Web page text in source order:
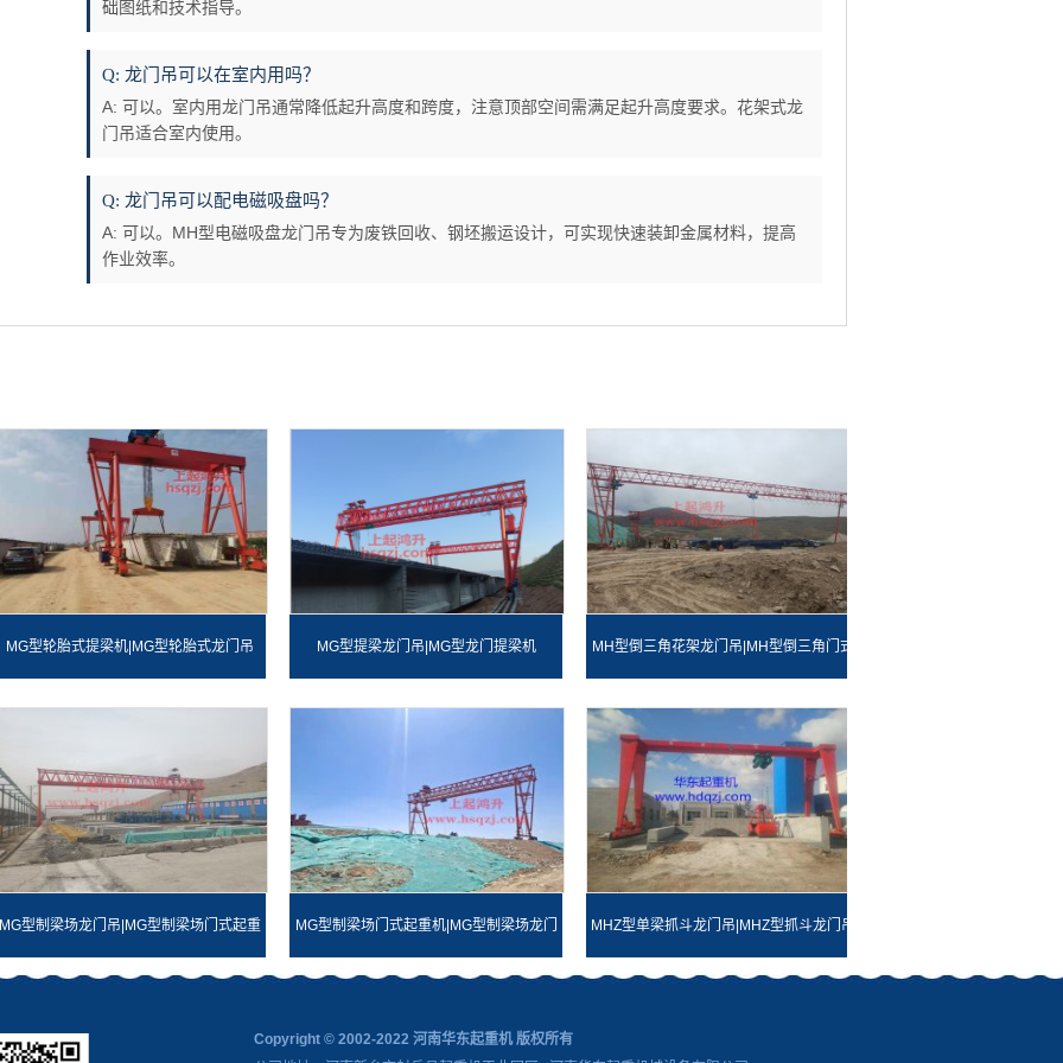
础图纸和技术指导。
Q: 龙门吊可以在室内用吗？
A: 可以。室内用龙门吊通常降低起升高度和跨度，注意顶部空间需满足起升高度要求。花架式龙
门吊适合室内使用。
Q: 龙门吊可以配电磁吸盘吗？
A: 可以。MH型电磁吸盘龙门吊专为废铁回收、钢坯搬运设计，可实现快速装卸金属材料，提高
作业效率。
MG型轮胎式提梁机|MG型轮胎式龙门吊 MG型提梁龙门吊|MG型龙门提梁机 MH型倒三角花架龙门吊|MH型倒三角门式
起重机
型制梁场龙门吊|MG型制梁场门式起重 MG型制梁场门式起重机|MG型制梁场龙门 MHZ型单梁抓斗龙门吊|MHZ型抓斗龙门吊
Copyright © 2002-2022 河南华东起重机 版权所有